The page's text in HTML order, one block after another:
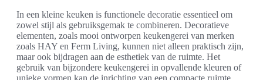
In een kleine keuken is functionele decoratie essentieel om
zowel stijl als gebruiksgemak te combineren. Decoratieve
elementen, zoals mooi ontworpen keukengerei van merken
zoals HAY en Ferm Living, kunnen niet alleen praktisch zijn,
maar ook bijdragen aan de esthetiek van de ruimte. Het
gebruik van bijzondere keukengerei in opvallende kleuren of
unieke vormen kan de inrichting van een compacte ruimte